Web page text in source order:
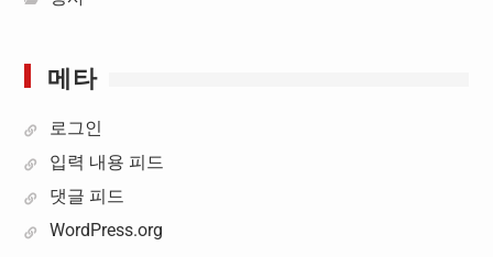
메타
로그인
입력 내용 피드
댓글 피드
WordPress.org